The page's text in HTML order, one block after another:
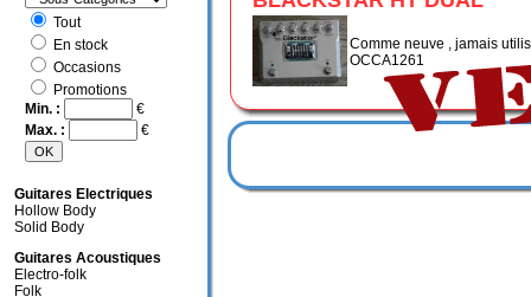
Comme neuve , jamais
OCCA1261
Tout
En stock
Occasions
Promotions
Min. :
€
Max. :
€
Guitares Electriques
Hollow Body
Solid Body
Guitares Acoustiques
Electro-folk
Folk